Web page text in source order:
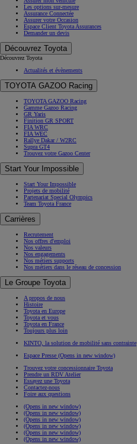
Assurer mon véhicule
Les options sur-mesure
Assurance Connectée
Assurer votre Occasion
Espace Client Toyota Assurances
Demander un devis
Découvrez Toyota
Découvrez Toyota
Actualités et évènements
TOYOTA GAZOO Racing
TOYOTA GAZOO Racing
Gamme Gazoo Racing
GR Yaris
Finition GR SPORT
FIA WRC
FIA WEC
Rallye Dakar / W2RC
Supra GT4
Trouvez votre Gazoo Center
Start Your Impossible
Start Your Impossible
Projets de mobilité
Partenariat Special Olympics
Team Toyota France
Carrières
Recrutement
Nos offres d'emploi
Nos valeurs
Nos engagements
Nos métiers supports
Nos métiers dans le réseau de concession
Le Groupe Toyota
A propos de nous
Histoire
Toyota en Europe
Toyota et vous
Toyota en France
Toujours plus loin
KINTO, la solution de mobilité sans contrainte
Espace Presse(Opens in new window)
Trouvez votre concessionnaire Toyota
Prendre un RDV Atelier
Essayez une Toyota
Contactez-nous
Foire aux questions
(Opens in new window)
(Opens in new window)
(Opens in new window)
(Opens in new window)
(Opens in new window)